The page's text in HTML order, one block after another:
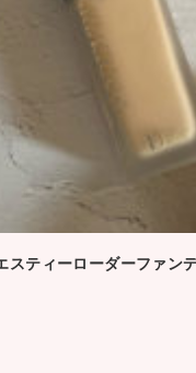
スティーローダーファン